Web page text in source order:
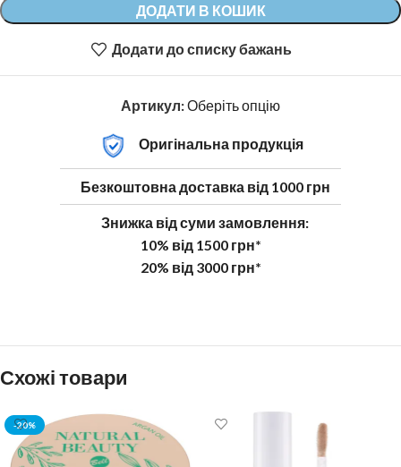
ДОДАТИ В КОШИК
Додати до списку бажань
Артикул:Оберіть опцію
Оригінальна продукція
Безкоштовна доставка від 1000 грн
Знижка від суми замовлення:
10% від 1500 грн*
20% від 3000 грн*
Схожі товари
-20%